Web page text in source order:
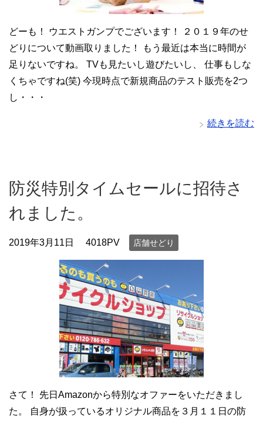
どーも！ ウエストガンプでございます！ ２０１９年のせ
どりについて動画取りました！ もう最近は本当に時間が
足りないですね。 TVも見たいし遊びたいし、 仕事もしな
くちゃですね(笑) 今現時点で新規商品のテスト販売を2つ
し・・・
続きを読む
防災特別タイムセールに招待さ
れました。
2019年3月11日 4018PV 店舗せどり
さて！ 先日Amazonから特別なオファーをいただきまし
た。 自身が扱っているオリジナル商品を３月１１日の防